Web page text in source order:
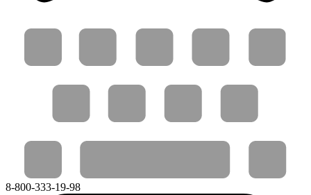
8-800-333-19-98